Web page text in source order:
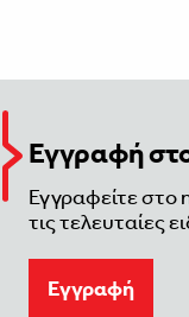
Εγγραφή
Εγγραφείτε στο
τις τελευταίες
Eγγραφή